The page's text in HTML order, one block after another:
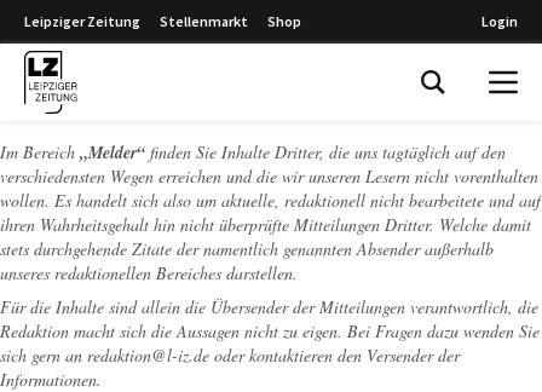
Leipziger Zeitung Stellenmarkt Shop Login
Im Bereich „Melder“ finden Sie Inhalte Dritter, die uns tagtäglich auf den
verschiedensten Wegen erreichen und die wir unseren Lesern nicht vorenthalten
wollen. Es handelt sich also um aktuelle, redaktionell nicht bearbeitete und auf
ihren Wahrheitsgehalt hin nicht überprüfte Mitteilungen Dritter. Welche damit
stets durchgehende Zitate der namentlich genannten Absender außerhalb
unseres redaktionellen Bereiches darstellen.
Für die Inhalte sind allein die Übersender der Mitteilungen verantwortlich, die
Redaktion macht sich die Aussagen nicht zu eigen. Bei Fragen dazu wenden Sie
sich gern an redaktion@l-iz.de oder kontaktieren den Versender der
Informationen.